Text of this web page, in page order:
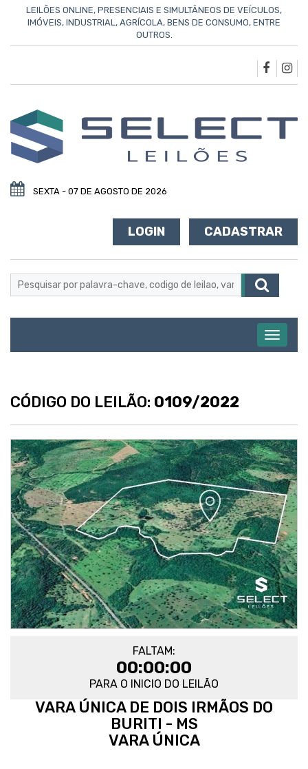
LEILÕES ONLINE, PRESENCIAIS E SIMULTÂNEOS DE VEÍCULOS,
IMÓVEIS, INDUSTRIAL, AGRÍCOLA, BENS DE CONSUMO, ENTRE
OUTROS.
SEXTA - 07 DE AGOSTO DE 2026
LOGIN CADASTRAR
Abrir
menu
CÓDIGO DO LEILÃO: 0109/2022
FALTAM:
00:00:00
PARA O INICIO DO LEILÃO
VARA ÚNICA DE DOIS IRMÃOS DO
BURITI - MS
VARA ÚNICA